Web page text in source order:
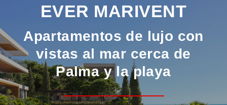
EVER MARIVENT
Apartamentos de lujo con
vistas al mar cerca de
Palma y la playa